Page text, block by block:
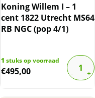
Koning Willem I – 1
cent 1822 Utrecht MS64
RB NGC (pop 4/1)
1 stuks op voorraad
€495,00